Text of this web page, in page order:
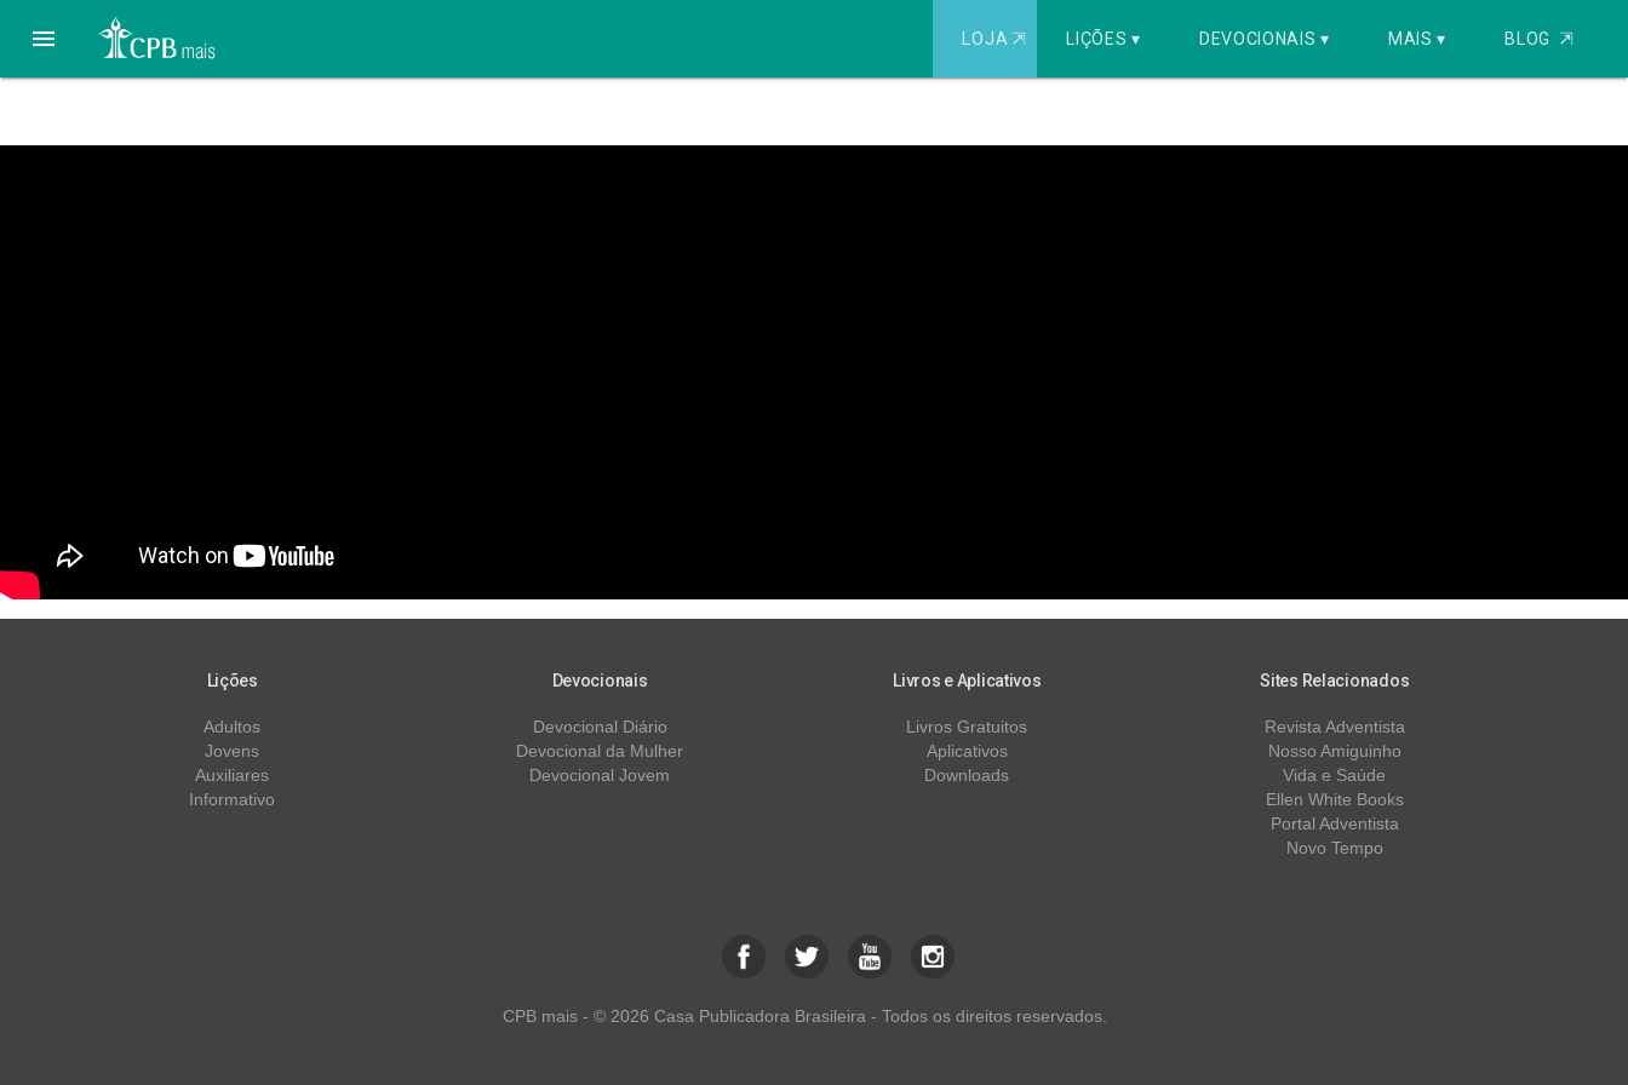
 LOJA ⇱ LIÇÕES ▾ DEVOCIONAIS ▾ MAIS ▾ BLOG ⇱
Lições
Adultos
Jovens
Auxiliares
Informativo
Devocionais
Devocional Diário
Devocional da Mulher
Devocional Jovem
Livros e Aplicativos
Livros Gratuitos
Aplicativos
Downloads
Sites Relacionados
Revista Adventista
Nosso Amiguinho
Vida e Saúde
Ellen White Books
Portal Adventista
Novo Tempo
CPB mais - © 2026 Casa Publicadora Brasileira - Todos os direitos reservados.